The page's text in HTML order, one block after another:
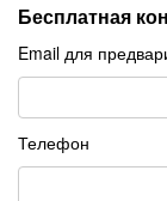
Бесплатная
Email для
Телефон